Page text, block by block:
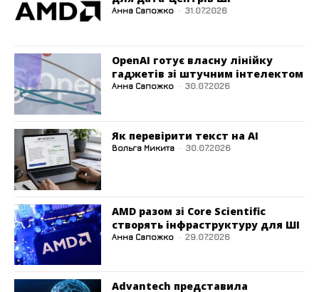
Анна Сапожко - 31.07.2026
OpenAI готує власну лінійку
гаджетів зі штучним інтелектом
Анна Сапожко - 30.07.2026
Як перевірити текст на AI
Вольга Микита - 30.07.2026
AMD разом зі Core Scientific
створять інфраструктуру для ШІ
Анна Сапожко - 29.07.2026
Advantech представила